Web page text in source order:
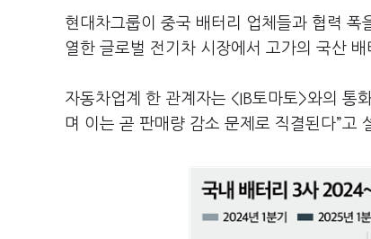
현대차그룹이 중국 배터리 업체들과 협력 폭
열한 글로벌 전기차 시장에서 고가의 국산
자동차업계 한 관계자는 <IB토마토>와의 통
며 이는 곧 판매량 감소 문제로 직결된다”고